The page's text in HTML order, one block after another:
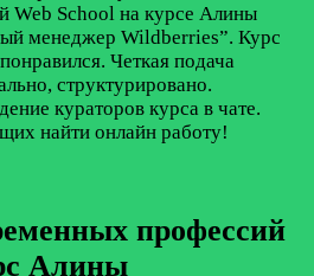
Web School на курсе Алины
менеджер Wildberries”. Курс
Четкая подача
структурировано.
кураторов курса в чате.
найти онлайн работу!
профессий
Алины